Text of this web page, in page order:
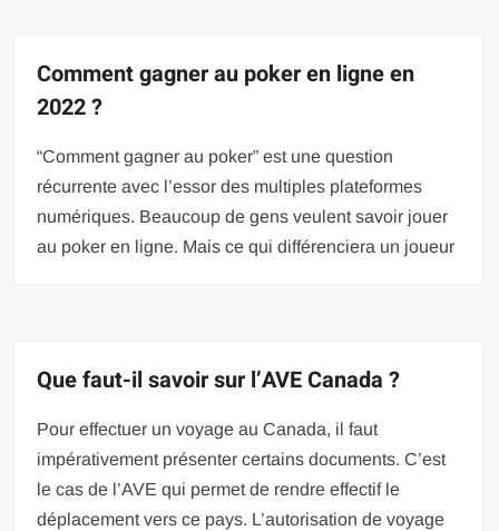
Comment gagner au poker en ligne en
2022 ?
“Comment gagner au poker” est une question
récurrente avec l’essor des multiples plateformes
numériques. Beaucoup de gens veulent savoir jouer
au poker en ligne. Mais ce qui différenciera un joueur
Que faut-il savoir sur l’AVE Canada ?
Pour effectuer un voyage au Canada, il faut
impérativement présenter certains documents. C’est
le cas de l’AVE qui permet de rendre effectif le
déplacement vers ce pays. L’autorisation de voyage